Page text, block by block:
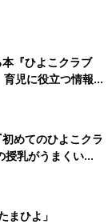
『ひよこクラブ
児に役立つ情報が
めてのひよこクラ
授乳がうまくい
トラブル 解決テ
まひよ」